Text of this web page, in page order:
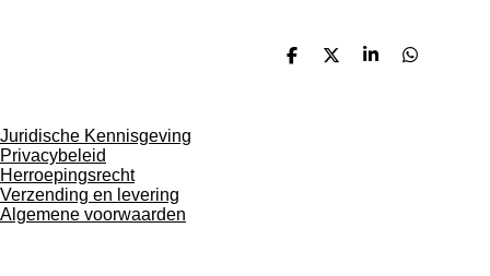
D
D
S
D
Juridische Kennisgeving
Privacybeleid
Herroepingsrecht
Verzending en levering
Algemene voorwaarden